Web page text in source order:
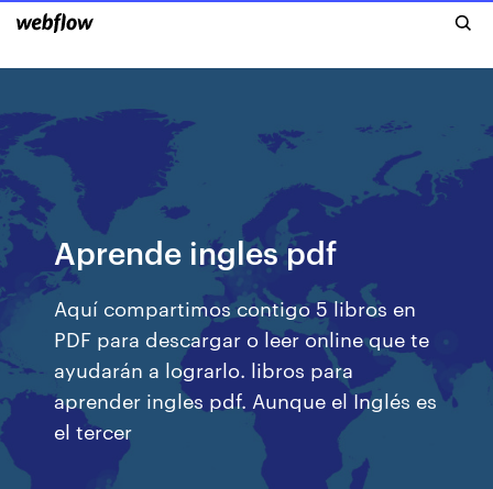
Aprende ingles pdf
Aquí compartimos contigo 5 libros en
PDF para descargar o leer online que te
ayudarán a lograrlo. libros para
aprender ingles pdf. Aunque el Inglés es
el tercer